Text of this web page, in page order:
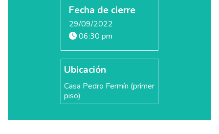
Fecha de cierre
29/09/2022
06:30 pm
Ubicación
Casa Pedro Fermín (primer
piso)